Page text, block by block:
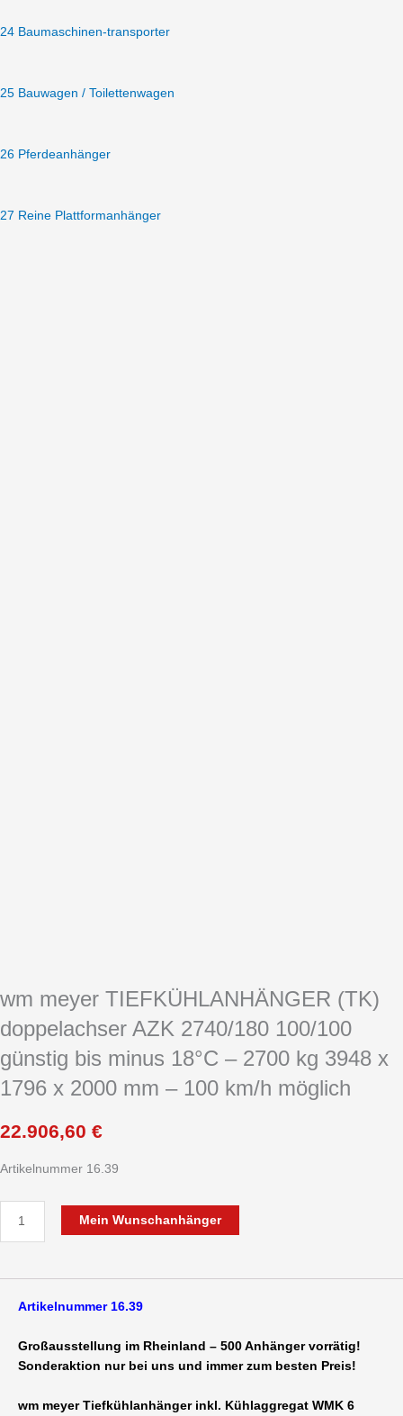
24 Baumaschinen-transporter
25 Bauwagen / Toilettenwagen
26 Pferdeanhänger
27 Reine Plattformanhänger
wm meyer TIEFKÜHLANHÄNGER (TK)
doppelachser AZK 2740/180 100/100
günstig bis minus 18°C – 2700 kg 3948 x
1796 x 2000 mm – 100 km/h möglich
22.906,60 €
Artikelnummer 16.39
Mein Wunschanhänger
Artikelnummer 16.39
Großausstellung im Rheinland – 500 Anhänger vorrätig!
Sonderaktion nur bei uns und immer zum besten Preis!
wm meyer Tiefkühlanhänger inkl. Kühlaggregat WMK 6